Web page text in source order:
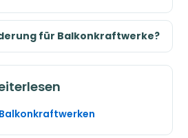
für Balkonkraftwerke?